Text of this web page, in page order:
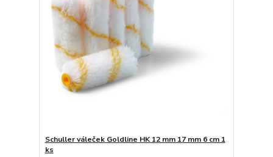
Schuller váleček Goldline HK 12 mm 17 mm 6 cm 1
ks